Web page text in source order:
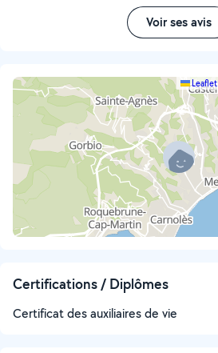
Voir ses avis
Leaflet
Certifications / Diplômes
Certificat des auxiliaires de vie